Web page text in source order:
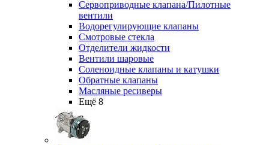
Сервоприводные клапана/Пилотные
вентили
Водорегулирующие клапаны
Смотровые стекла
Отделители жидкости
Вентили шаровые
Соленоидные клапаны и катушки
Обратные клапаны
Масляные ресиверы
Ещё 8